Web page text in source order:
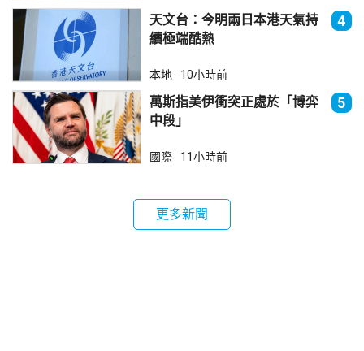
天文台：今明兩日本港天氣持
續極端酷熱
4
本地 10小時前
萬斯指美伊衝突正處於「博弈
中段」
5
國際 11小時前
更多新聞